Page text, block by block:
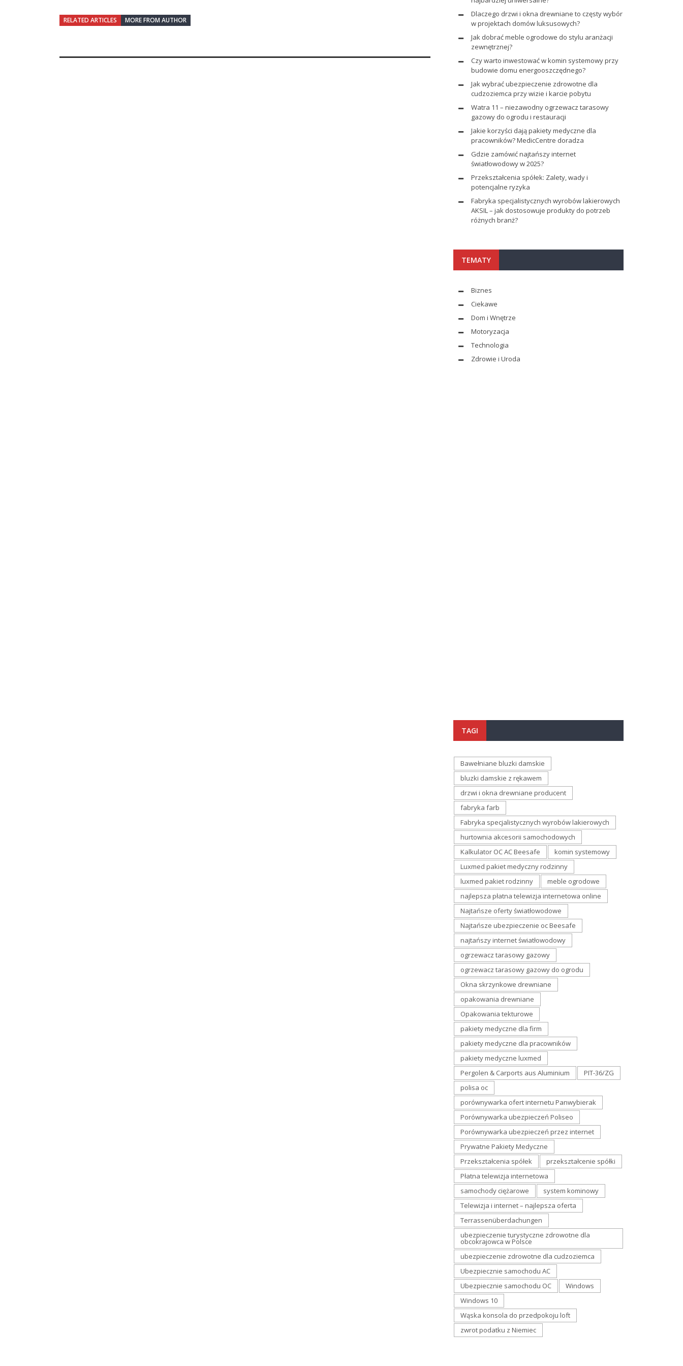
RELATED ARTICLES MORE FROM AUTHOR
Dlaczego drzwi i okna drewniane to częsty wybór
w projektach domów luksusowych?
Jak dobrać meble ogrodowe do stylu aranżacji
zewnętrznej?
Czy warto inwestować w komin systemowy przy
budowie domu energooszczędnego?
Jak wybrać ubezpieczenie zdrowotne dla
cudzoziemca przy wizie i karcie pobytu
Watra 11 – niezawodny ogrzewacz tarasowy
gazowy do ogrodu i restauracji
Jakie korzyści dają pakiety medyczne dla
pracowników? MedicCentre doradza
Gdzie zamówić najtańszy internet
światłowodowy w 2025?
Przekształcenia spółek: Zalety, wady i
potencjalne ryzyka
Fabryka specjalistycznych wyrobów lakierowych
AKSIL – jak dostosowuje produkty do potrzeb
różnych branż?
TEMATY
Biznes
Ciekawe
Dom i Wnętrze
Motoryzacja
Technologia
Zdrowie i Uroda
TAGI
Bawełniane bluzki damskie
bluzki damskie z rękawem
drzwi i okna drewniane producent
fabryka farb
Fabryka specjalistycznych wyrobów lakierowych
hurtownia akcesorii samochodowych
Kalkulator OC AC Beesafe
komin systemowy
Luxmed pakiet medyczny rodzinny
luxmed pakiet rodzinny
meble ogrodowe
najlepsza płatna telewizja internetowa online
Najtańsze oferty światłowodowe
Najtańsze ubezpieczenie oc Beesafe
najtańszy internet światłowodowy
ogrzewacz tarasowy gazowy
ogrzewacz tarasowy gazowy do ogrodu
Okna skrzynkowe drewniane
opakowania drewniane
Opakowania tekturowe
pakiety medyczne dla firm
pakiety medyczne dla pracowników
pakiety medyczne luxmed
Pergolen & Carports aus Aluminium
PIT-36/ZG
polisa oc
porównywarka ofert internetu Panwybierak
Porównywarka ubezpieczeń Poliseo
Porównywarka ubezpieczeń przez internet
Prywatne Pakiety Medyczne
Przekształcenia spółek
przekształcenie spółki
Płatna telewizja internetowa
samochody ciężarowe
system kominowy
Telewizja i internet – najlepsza oferta
Terrassenüberdachungen
ubezpieczenie turystyczne zdrowotne dla
obcokrajowca w Polsce
ubezpieczenie zdrowotne dla cudzoziemca
Ubezpiecznie samochodu AC
Ubezpiecznie samochodu OC
Windows
Windows 10
Wąska konsola do przedpokoju loft
zwrot podatku z Niemiec